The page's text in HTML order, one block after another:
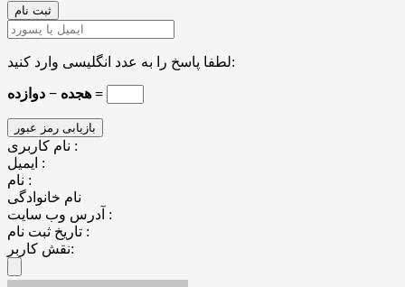
لطفا پاسخ را به عدد انگلیسی وارد کنید:
هجده − دوازده =
نام کاربری :
ایمیل :
نام :
نام خانوادگی
آدرس وب سایت :
تاریخ ثبت نام :
نقش کاربر: